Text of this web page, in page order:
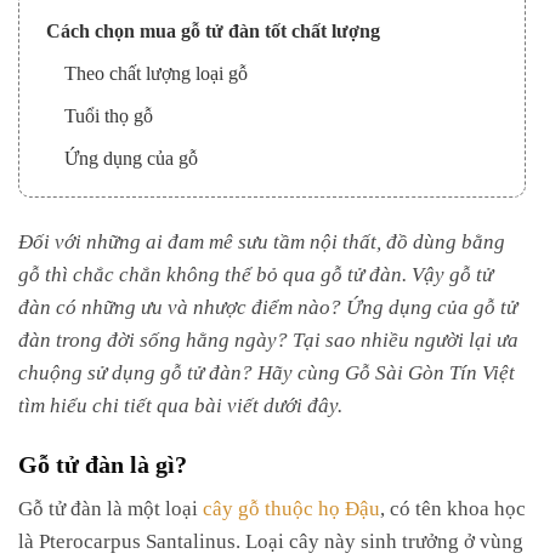
Cách chọn mua gỗ tử đàn tốt chất lượng
Theo chất lượng loại gỗ
Tuổi thọ gỗ
Ứng dụng của gỗ
Địa chỉ cung cấp gỗ chất lượng uy tín
Đối với những ai đam mê sưu tầm nội thất, đồ dùng bằng
gỗ thì chắc chắn không thể bỏ qua gỗ tử đàn. Vậy gỗ tử
đàn có những ưu và nhược điểm nào? Ứng dụng của gỗ tử
đàn trong đời sống hằng ngày? Tại sao nhiều người lại ưa
chuộng sử dụng gỗ tử đàn? Hãy cùng Gỗ Sài Gòn Tín Việt
tìm hiểu chi tiết qua bài viết dưới đây.
Gỗ tử đàn là gì?
Gỗ tử đàn là một loại cây gỗ thuộc họ Đậu , có tên khoa học
là Pterocarpus Santalinus. Loại cây này sinh trưởng ở vùng